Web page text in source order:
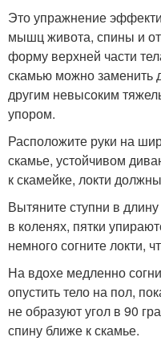
Это упражнение
мышц живота, спины и
форму верхней части
скамью можно заменить
другим невысоким
упором.
Расположите руки на
скамье, устойчивом
к скамейке, локти
Вытяните ступни в
в коленях, пятки
немного согните локти,
На вдохе медленно
опустить тело на пол,
не образуют угол в 90
спину ближе к скамье.